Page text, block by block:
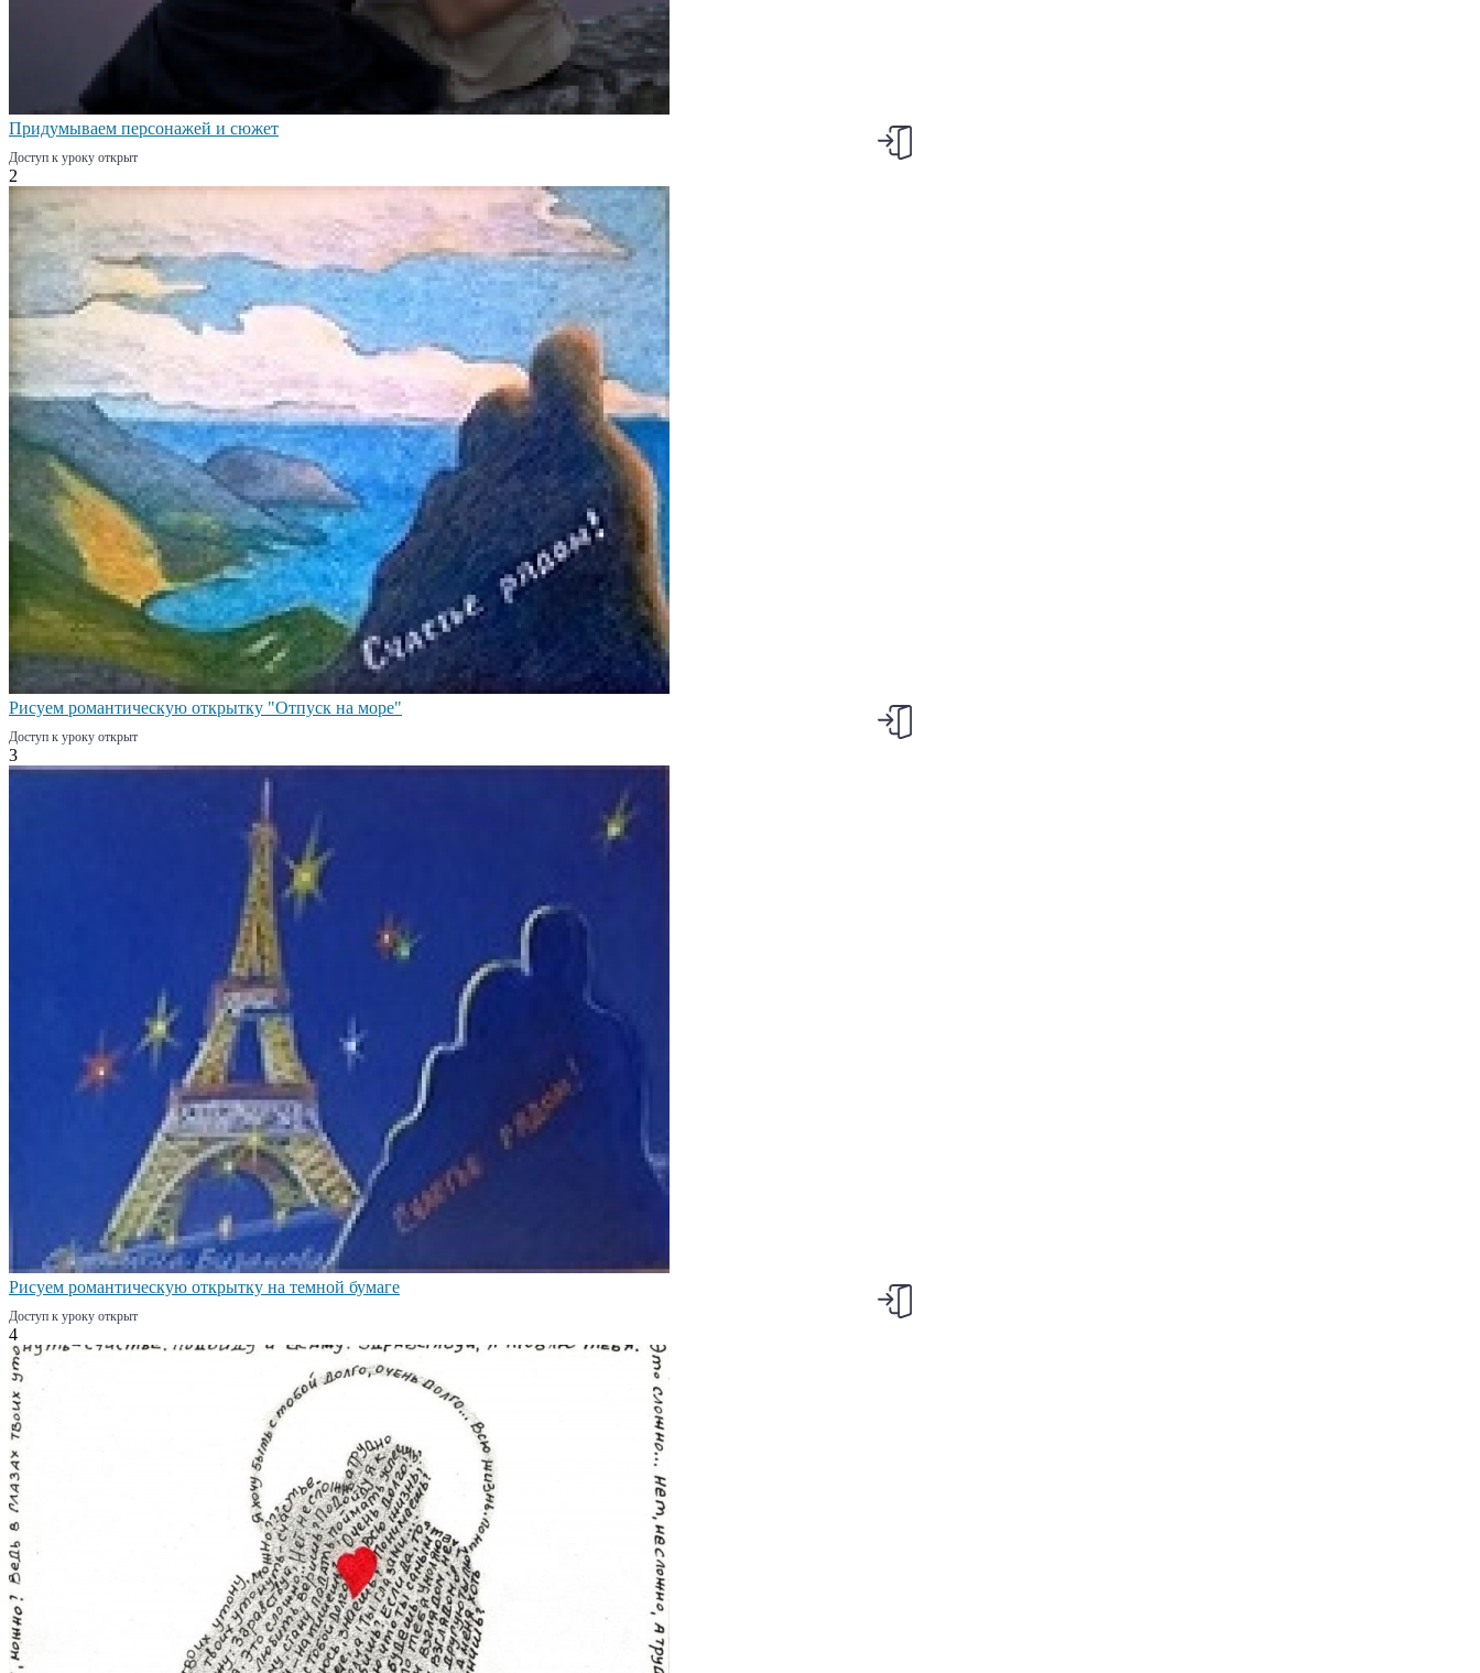
Придумываем персонажей и сюжет
Доступ к уроку открыт
2
Рисуем романтическую открытку "Отпуск на море"
Доступ к уроку открыт
3
Рисуем романтическую открытку на темной бумаге
Доступ к уроку открыт
4